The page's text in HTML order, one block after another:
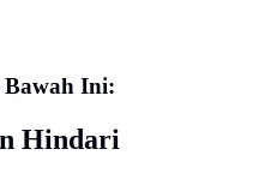
Bawah Ini:
Hindari